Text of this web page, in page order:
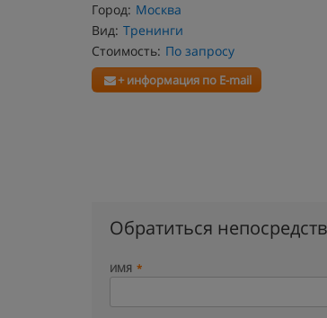
Город: Москва
Вид: Тренинги
Стоимость: По запросу
+ информация по E-mail
Обратиться
ИМЯ